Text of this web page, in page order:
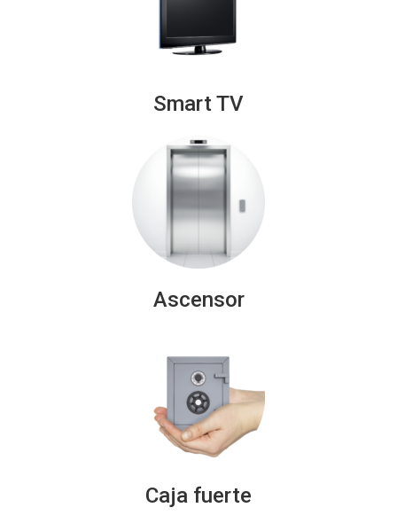
Smart TV
Ascensor
Caja fuerte